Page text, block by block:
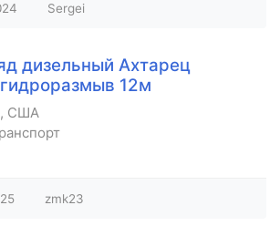
Sergei
дизельный Ахтарец
12м
США
zmk23